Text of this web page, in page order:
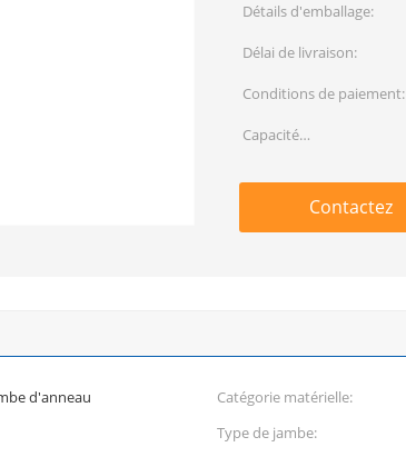
Détails d'emballage:
Délai de livraison:
Conditions de paiement:
Capacité
Contactez
d'anneau Catégorie matérielle:
Type de jambe: